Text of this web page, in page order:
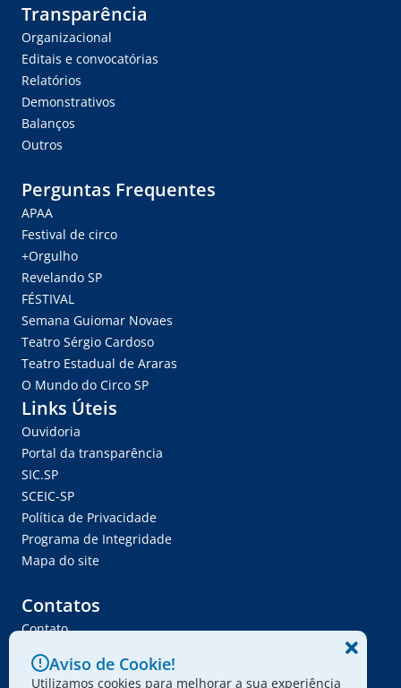
Transparência
Organizacional
Editais e convocatórias
Relatórios
Demonstrativos
Balanços
Outros
Perguntas Frequentes
APAA
Festival de circo
+Orgulho
Revelando SP
FÉSTIVAL
Semana Guiomar Novaes
Teatro Sérgio Cardoso
Teatro Estadual de Araras
O Mundo do Circo SP
Links Úteis
Ouvidoria
Portal da transparência
SIC.SP
SCEIC-SP
Política de Privacidade
Programa de Integridade
Mapa do site
Contatos
Contato
Ser Fornecedor
Aviso de Cookie!
Utilizamos cookies para melhorar a sua experiência